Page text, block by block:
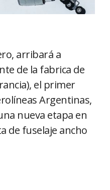
arribará a
de la fabrica de
el primer
Argentinas,
nueva etapa en
de fuselaje ancho